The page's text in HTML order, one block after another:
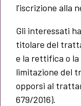
l’iscrizione alla
Gli interessati
titolare del
e la rettifica o la
limitazione del
opporsi al
679/2016).